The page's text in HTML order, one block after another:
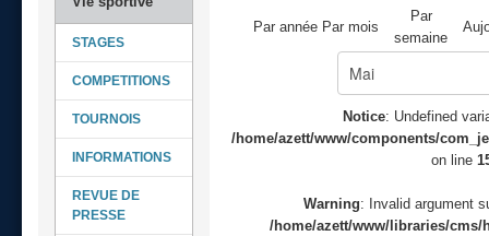
STAGES
COMPETITIONS
TOURNOIS
INFORMATIONS
REVUE DE
PRESSE
Par année Par mois
Par
semaine
Notice: Undefined
/home/azett/www/components/
on line
Warning: Invalid argument
/home/azett/www/libraries/cms/